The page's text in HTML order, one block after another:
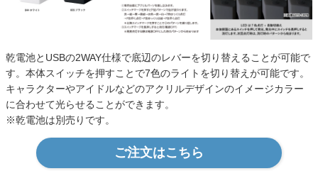
乾電池とUSBの2WAY仕様で底辺のレバーを切り替えることが可能で
す。本体スイッチを押すことで7色のライトを切り替えが可能です。
キャラクターやアイドルなどのアクリルデザインのイメージカラー
に合わせて光らせることができます。
※乾電池は別売りです。
ご注文はこちら